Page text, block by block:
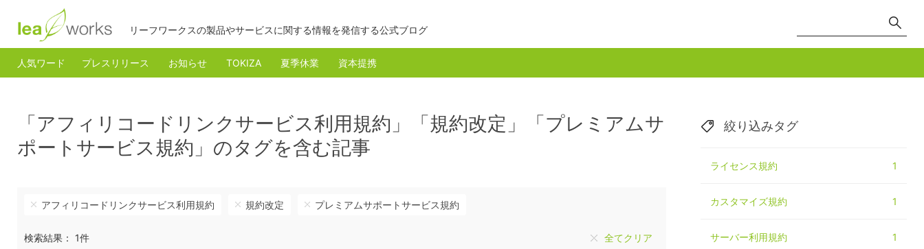
リーフワークスの製品やサービスに関する情報を発信する公式ブログ
人気ワード プレスリリース お知らせ TOKIZA 夏季休業 資本提携
「アフィリコードリンクサービス利用規約」「規約改定」「プレミアムサ
ポートサービス規約」のタグを含む記事
アフィリコードリンクサービス利用規約 規約改定 プレミアムサポートサービス規約
検索結果： 1件 全てクリア
絞り込みタグ
ライセンス規約 1
カスタマイズ規約 1
サーバー利用規約 1